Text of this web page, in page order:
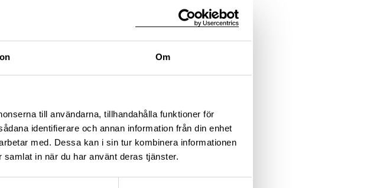
Om
till användarna, tillhandahålla funktioner för
identifierare och annan information från din enhet
med. Dessa kan i sin tur kombinera informationen
in när du har använt deras tjänster.